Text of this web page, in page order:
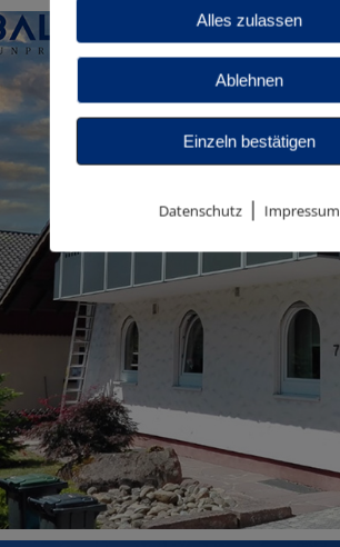
Alles zulassen
Ablehnen
Einzeln bestätigen
Datenschutz| Impressum